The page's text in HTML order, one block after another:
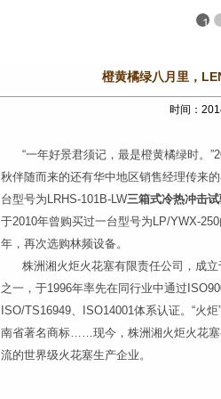
1
橙黄橘绿八月里，
时间：
“一年好景君须记，最是橙黄橘绿时。
秋伴随而来的还有华中地区销售经理传来
台型号为LRHS-101B-LW三箱式冷热冲击
于2010年曾购买过一台型号为LP/YWX-
年，再次选购林频设备。
株洲湘火炬火花塞有限责任公司，成立
之一，于1996年率先在同行业中通过
ISO/TS16949、ISO14001体系认证。“火
南省著名商标……现今，株洲湘火炬火花
流的世界级火花塞生产企业。